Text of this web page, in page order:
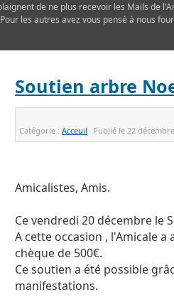
de ne plus recevoir les Mails de
les autres avez vous pensé à nous
Soutien arbre
Catégorie :Acceuil Publié le22
Amicalistes, Amis.
Ce vendredi 20 décembre le
A cette occasion , l'Amicale
chèque de 500€.
Ce soutien a été possible
manifestations.